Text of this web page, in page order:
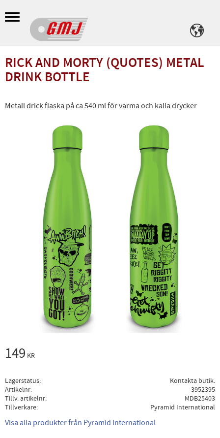
Meny
RICK AND MORTY (QUOTES) METAL
DRINK BOTTLE
Metall drick flaska på ca 540 ml för varma och kalla drycker
149 KR
Lagerstatus
Kontakta butik.
Artikelnr
3952395
Tillv. artikelnr
MDB25403
Tillverkare
Pyramid International
Visa alla produkter från Pyramid International